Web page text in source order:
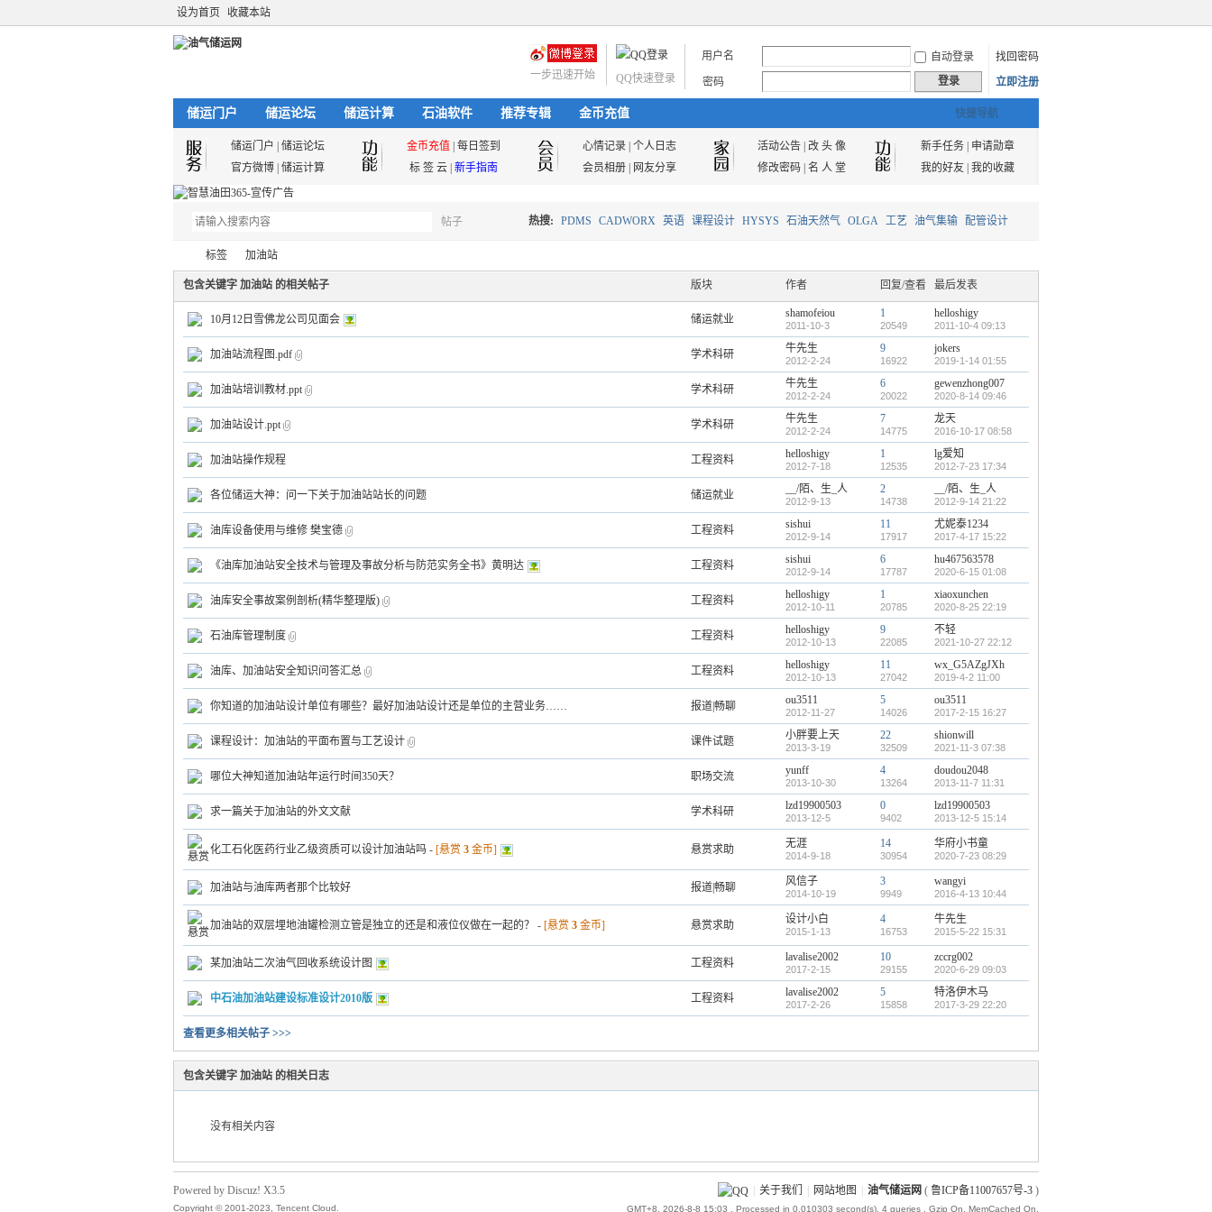
设为首页 收藏本站
用户名 自动登录
找回密码
密码
登录 立即注册
QQ快速登录
一步迅速开始
快捷导航
储运门户 储运论坛 储运计算 石油软件 推荐专辑 金币充值
储运门户 储运论坛 金币充值 每日签到 心情记录 个人日志 活动公告| 改 头 像 新手任务|
申请勋章
官方微博 储运计算 标 签 云 新手指南 会员相册 网友分享 修改密码| 名 人 堂 我的好友| 我的收藏
帖子 热搜: PDMS CADWORX 英语 课程设计 HYSYS 石油天然气 OLGA 工艺 油气集输 配管设计
气
运
网
标签 加油站
包含关键字 加油站 的相关帖子 版块 作者 回复/查看 最后发表
10月12日雪佛龙公司见面会 储运就业 shamofeiou
2011-10-3
1
20549
helloshigy
2011-10-4 09:13
加油站流程图.pdf 学术科研 牛先生
2012-2-24
9
16922
jokers
2019-1-14 01:55
加油站培训教材.ppt 学术科研 牛先生
2012-2-24
6
20022
gewenzhong007
2020-8-14 09:46
加油站设计.ppt 学术科研 牛先生
2012-2-24
7
14775
龙天
2016-10-17 08:58
加油站操作规程 工程资料 helloshigy
2012-7-18
1
12535
lg爱知
2012-7-23 17:34
各位储运大神：问一下关于加油站站长的问题 储运就业 __/陌、生_人
2012-9-13
2
14738
__/陌、生_人
2012-9-14 21:22
油库设备使用与维修 樊宝德 工程资料 sishui
2012-9-14
11
17917
尤妮泰1234
2017-4-17 15:22
《油库加油站安全技术与管理及事故分析与防范实务全书》黄明达 工程资料 sishui
2012-9-14
6
17787
hu467563578
2020-6-15 01:08
油库安全事故案例剖析(精华整理版) 工程资料 helloshigy
2012-10-11
1
20785
xiaoxunchen
2020-8-25 22:19
石油库管理制度 工程资料 helloshigy
2012-10-13
9
22085
不轻
2021-10-27 22:12
油库、加油站安全知识问答汇总 工程资料 helloshigy
2012-10-13
11
27042
wx_G5AZgJXh
2019-4-2 11:00
你知道的加油站设计单位有哪些？最好加油站设计还是单位的主营业务…… 报道|畅聊 ou3511
2012-11-27
5
14026
ou3511
2017-2-15 16:27
课程设计：加油站的平面布置与工艺设计 课件试题 小胖要上天
2013-3-19
22
32509
shionwill
2021-11-3 07:38
哪位大神知道加油站年运行时间350天？ 职场交流 yunff
2013-10-30
4
13264
doudou2048
2013-11-7 11:31
求一篇关于加油站的外文文献 学术科研 lzd19900503
2013-12-5
0
9402
lzd19900503
2013-12-5 15:14
化工石化医药行业乙级资质可以设计加油站吗 - [悬赏 3 金币] 悬赏求助 无涯
2014-9-18
14
30954
华府小书童
2020-7-23 08:29
加油站与油库两者那个比较好 报道|畅聊 风信子
2014-10-19
3
9949
wangyi
2016-4-13 10:44
加油站的双层埋地油罐检测立管是独立的还是和液位仪做在一起的？ - [悬赏 3 金币] 悬赏求助 设计小白
2015-1-13
4
16753
牛先生
2015-5-22 15:31
某加油站二次油气回收系统设计图 工程资料 lavalise2002
2017-2-15
10
29155
zccrg002
2020-6-29 09:03
中石油加油站建设标准设计2010版 工程资料 lavalise2002
2017-2-26
5
15858
特洛伊木马
2017-3-29 22:20
查看更多相关帖子 >>>
包含关键字 加油站 的相关日志
没有相关内容
关于我们 网站地图 油气储运网 ( 鲁ICP备11007657号-3 )
GMT+8, 2026-8-8 15:03 , Processed in 0.010303 second(s), 4 queries , Gzip On, MemCached On.
Powered by Discuz! X3.5
Copyright © 2001-2023, Tencent Cloud.